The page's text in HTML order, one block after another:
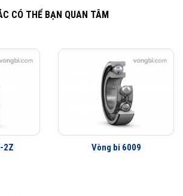
CÓ THỂ BẠN QUAN TÂM
2Z Vòng bi 6009